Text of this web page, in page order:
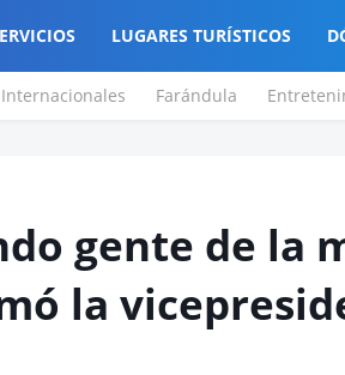
LUGARES TURÍSTICOS
Internacionales Farándula
gente de la
la